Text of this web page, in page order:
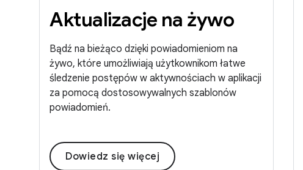
Aktualizacje na żywo
Bądź na bieżąco dzięki powiadomieniom na
żywo, które umożliwiają użytkownikom łatwe
śledzenie postępów w aktywnościach w aplikacji
za pomocą dostosowywalnych szablonów
powiadomień.
Dowiedz się więcej